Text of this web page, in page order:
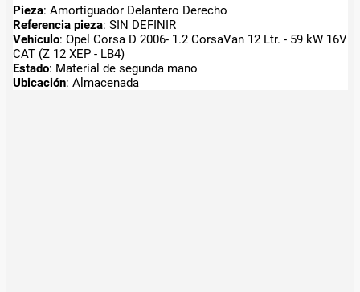
Pieza: Amortiguador Delantero Derecho
Referencia pieza: SIN DEFINIR
Vehículo: Opel Corsa D 2006- 1.2 CorsaVan 12 Ltr. - 59 kW 16V
CAT (Z 12 XEP - LB4)
Estado: Material de segunda mano
Ubicación: Almacenada